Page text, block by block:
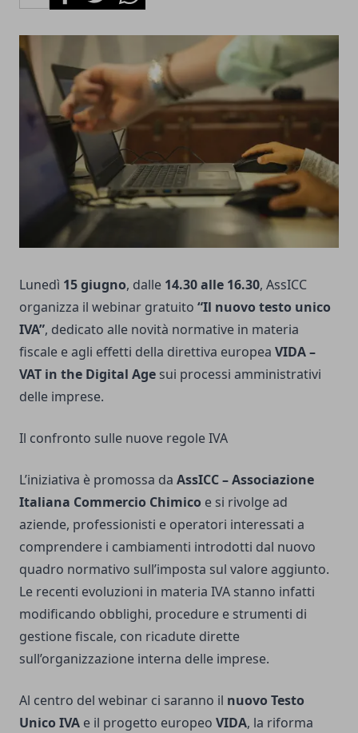
Lunedì 15 giugno, dalle 14.30 alle 16.30, AssICC
organizza il webinar gratuito “Il nuovo testo unico
IVA”, dedicato alle novità normative in materia
fiscale e agli effetti della direttiva europea VIDA –
VAT in the Digital Age sui processi amministrativi
delle imprese.
Il confronto sulle nuove regole IVA
L’iniziativa è promossa da AssICC – Associazione
Italiana Commercio Chimico e si rivolge ad
aziende, professionisti e operatori interessati a
comprendere i cambiamenti introdotti dal nuovo
quadro normativo sull’imposta sul valore aggiunto.
Le recenti evoluzioni in materia IVA stanno infatti
modificando obblighi, procedure e strumenti di
gestione fiscale, con ricadute dirette
sull’organizzazione interna delle imprese.
Al centro del webinar ci saranno il nuovo Testo
Unico IVA e il progetto europeo VIDA, la riforma